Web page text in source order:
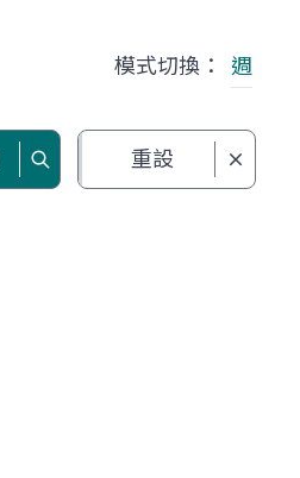
模式切換： 週
重設